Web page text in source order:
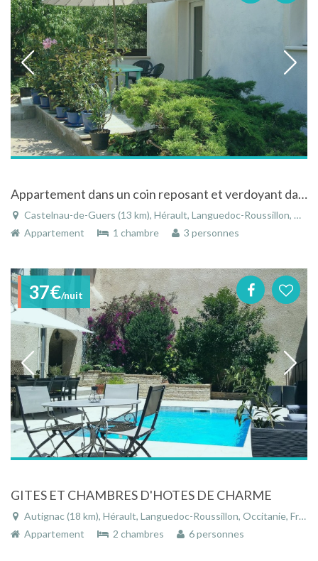
Appartement dans un coin reposant et verdoyant dans l'Hérault
Castelnau-de-Guers (13 km), Hérault, Languedoc-Roussillon, Occitanie, France
Appartement
1 chambre 3 personnes
37€/nuit
GITES ET CHAMBRES D'HOTES DE CHARME
Autignac (18 km), Hérault, Languedoc-Roussillon, Occitanie, France
Appartement
2 chambres 6 personnes